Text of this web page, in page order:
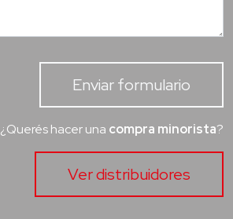
Enviar formulario
¿Querés hacer una compra minorista?
Ver distribuidores